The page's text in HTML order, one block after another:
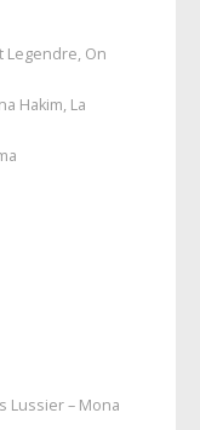
Legendre, On
Hakim, La
Lussier – Mona